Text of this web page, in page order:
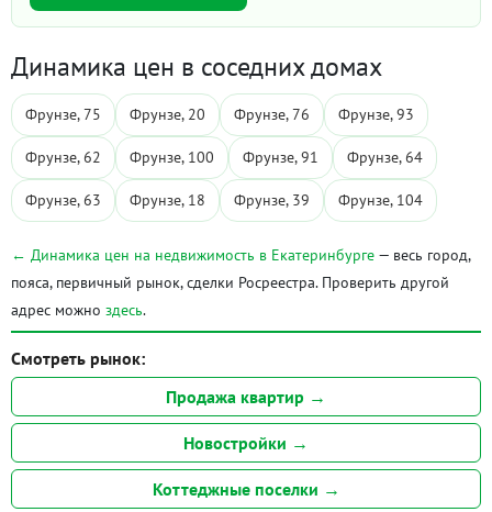
Динамика цен в соседних домах
Фрунзе, 75 Фрунзе, 20 Фрунзе, 76 Фрунзе, 93
Фрунзе, 62 Фрунзе, 100 Фрунзе, 91 Фрунзе, 64
Фрунзе, 63 Фрунзе, 18 Фрунзе, 39 Фрунзе, 104
← Динамика цен на недвижимость в Екатеринбурге — весь город,
пояса, первичный рынок, сделки Росреестра. Проверить другой
адрес можно здесь.
Смотреть рынок:
Продажа квартир →
Новостройки →
Коттеджные поселки →